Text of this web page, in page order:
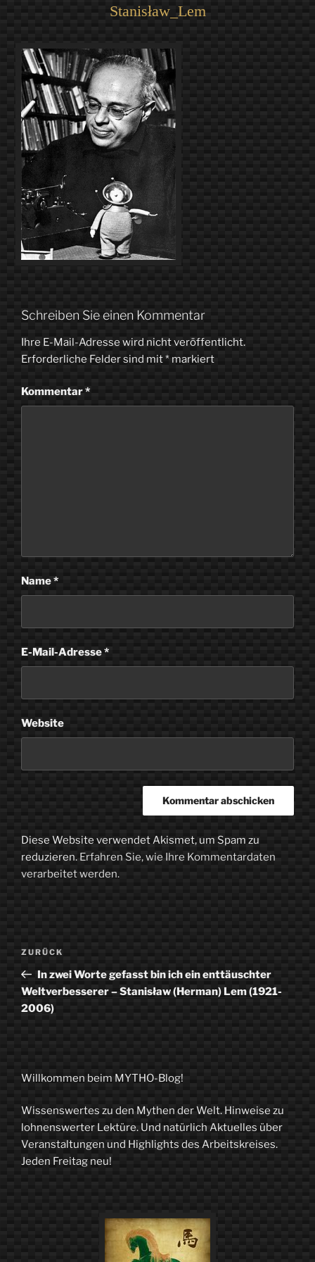
Stanisław_Lem
Schreiben Sie einen Kommentar
Ihre E-Mail-Adresse wird nicht veröffentlicht.
Erforderliche Felder sind mit* markiert
Kommentar*
Name*
E-Mail-Adresse*
Website
Diese Website verwendet Akismet, um Spam zu
reduzieren. Erfahren Sie, wie Ihre Kommentardaten
verarbeitet werden.
Beitragsnavigation
Vorheriger
Beitrag
ZURÜCK
In zwei Worte gefasst bin ich ein enttäuschter
Weltverbesserer – Stanisław (Herman) Lem (1921-
2006)
Willkommen beim MYTHO-Blog!
Wissenswertes zu den Mythen der Welt. Hinweise zu
lohnenswerter Lektüre. Und natürlich Aktuelles über
Veranstaltungen und Highlights des Arbeitskreises.
Jeden Freitag neu!